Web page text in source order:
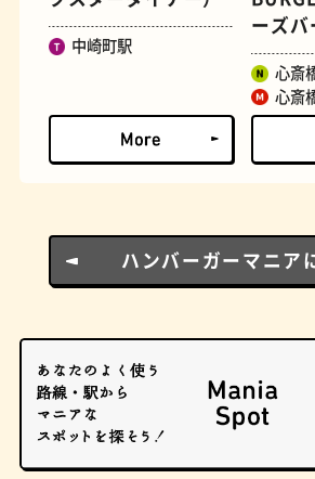
らせ
ロイヤルミルクティー
中崎町駅
ーズバ
心斎
心斎
ハンバーガーマニア